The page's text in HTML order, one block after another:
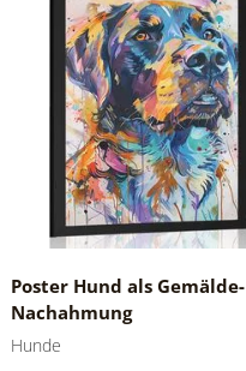
Poster Hund als Gemälde-
Nachahmung
Hunde